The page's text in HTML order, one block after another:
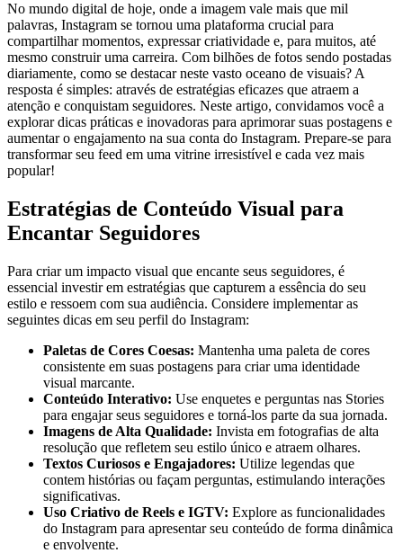
No mundo digital de​ hoje, onde a‌ imagem ⁤vale mais que mil
palavras, Instagram se ‍tornou uma plataforma crucial ⁢para
compartilhar momentos, expressar criatividade e, para muitos, até
⁢mesmo construir uma carreira. Com bilhões de ⁤fotos sendo postadas
⁢diariamente, como ‍se destacar neste⁢ vasto oceano de visuais? ⁢A
‌resposta é‍ simples: através ‍de estratégias eficazes que atraem a
atenção e ‌conquistam seguidores. Neste⁣ artigo, convidamos você a ​
explorar dicas práticas e inovadoras para aprimorar suas ​postagens e​
aumentar o‌ engajamento‍ na sua conta do Instagram. Prepare-se para
‍transformar seu‍ feed em ‌uma vitrine ‌irresistível ⁣e cada vez mais
popular!
Estratégias de Conteúdo ‍Visual para
Encantar Seguidores
Para criar um impacto visual⁣ que encante ⁣seus seguidores, ‍é
essencial investir em​ estratégias que capturem a essência ​do seu⁢
estilo e ressoem com ⁣sua audiência. Considere⁣ implementar as
seguintes dicas ⁢em seu perfil do ‌Instagram:
Paletas⁣ de⁤ Cores Coesas: Mantenha uma paleta de ⁣cores
⁢consistente em suas postagens para⁤ criar uma identidade‌
visual⁢ marcante.
Conteúdo Interativo: Use ⁤enquetes e⁢ perguntas nas Stories​
para engajar seus seguidores‌ e torná-los parte da sua jornada.
Imagens de Alta Qualidade: Invista em fotografias‌ de alta
resolução que⁣ refletem seu estilo‍ único‍ e​ atraem olhares.
Textos Curiosos e ​Engajadores: Utilize legendas que
contem ‌histórias ou ​façam perguntas, estimulando ‍interações
‍significativas.
Uso Criativo de Reels e IGTV: Explore as funcionalidades
do Instagram para ‍apresentar seu conteúdo de forma dinâmica
e envolvente.